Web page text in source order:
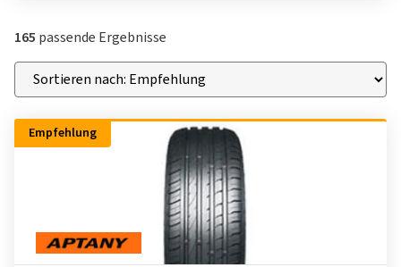
165 passende Ergebnisse
Empfehlung